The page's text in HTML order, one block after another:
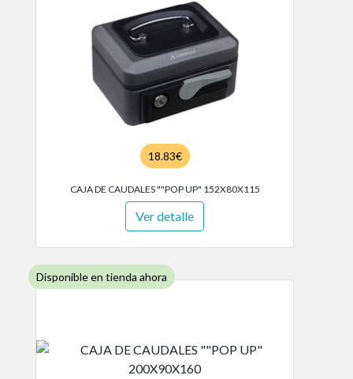
18.83€
CAJA DE CAUDALES ""POP UP" 152X80X115
Ver detalle
Disponible en tienda ahora